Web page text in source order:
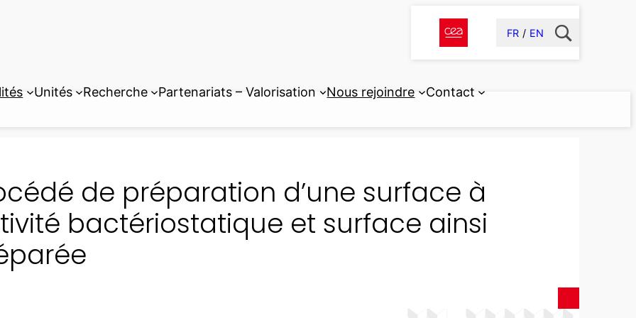
FR EN
Unités Recherche Partenariats – Valorisation Nous rejoindre Contact
de préparation d’une surface à
bactériostatique et surface ainsi